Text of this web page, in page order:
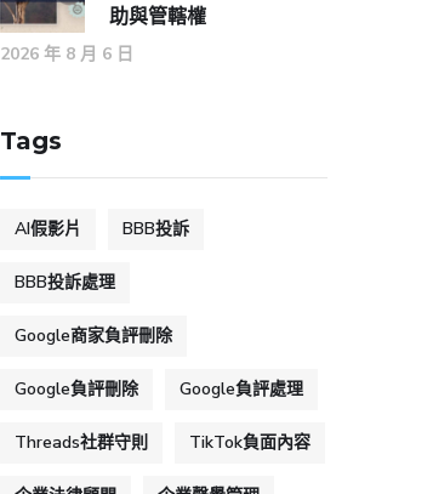
助與管轄權
2026 年 8 月 6 日
Tags
AI假影片 BBB投訴
BBB投訴處理
Google商家負評刪除
Google負評刪除 Google負評處理
Threads社群守則 TikTok負面內容